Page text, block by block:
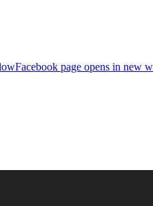
Facebook page opens in new